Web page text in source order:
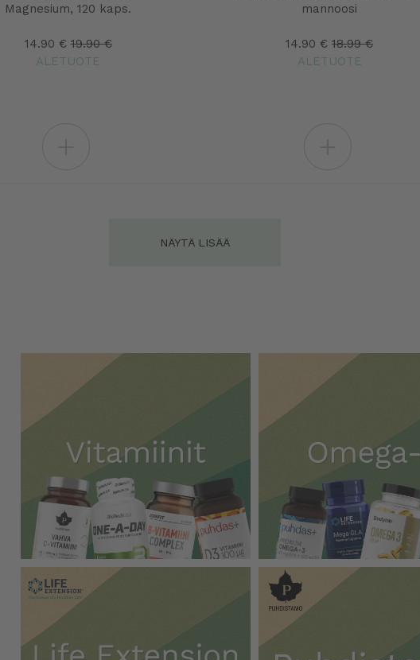
Magnesium, 120 kaps.
14.90 € 19.90 €
ALETUOTE
mannoosi
14.90 € 18.99 €
ALETUOTE
NÄYTÄ LISÄÄ